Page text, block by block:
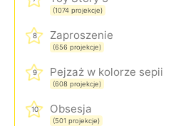
(1074 projekcje)
8 Zaproszenie
(656 projekcje)
9 Pejzaż w kolorze sepii
(608 projekcje)
10 Obsesja
(501 projekcje)